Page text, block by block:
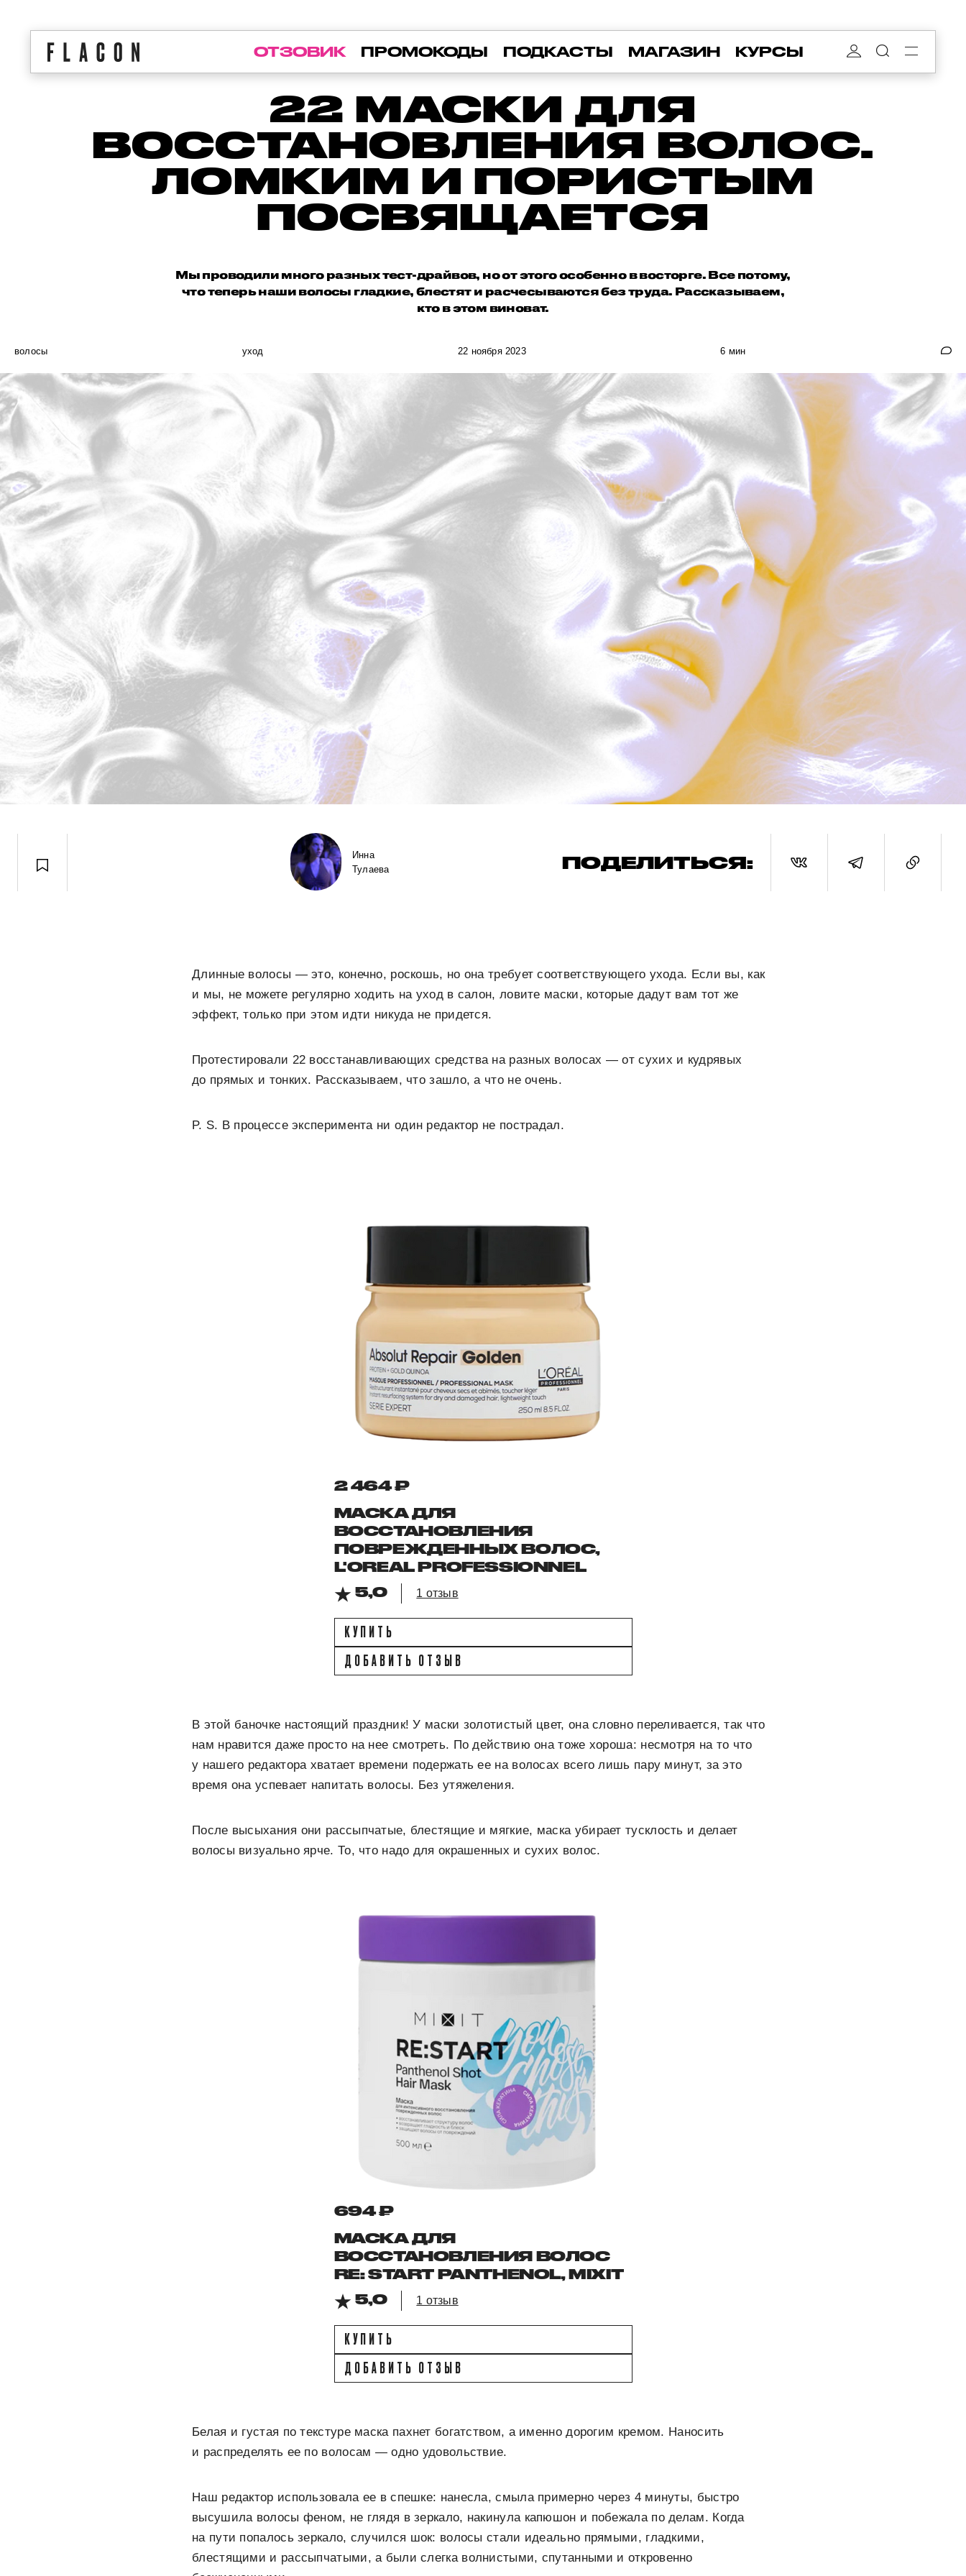
ОТЗОВИК ПРОМОКОДЫ ПОДКАСТЫ МАГАЗИН КУРСЫ
22 МАСКИ ДЛЯ
ВОССТАНОВЛЕНИЯ ВОЛОС.
ЛОМКИМ И ПОРИСТЫМ
ПОСВЯЩАЕТСЯ
Мы проводили много разных тест-драйвов, но от этого особенно в восторге. Все потому,
что теперь наши волосы гладкие, блестят и расчесываются без труда. Рассказываем,
кто в этом виноват.
волосы уход 22 ноября 2023 6 мин
Инна
Тулаева
ПОДЕЛИТЬСЯ:
Длинные волосы — это, конечно, роскошь, но она требует соответствующего ухода. Если вы, как
и мы, не можете регулярно ходить на уход в салон, ловите маски, которые дадут вам тот же
эффект, только при этом идти никуда не придется.
Протестировали 22 восстанавливающих средства на разных волосах — от сухих и кудрявых
до прямых и тонких. Рассказываем, что зашло, а что не очень.
P. S. В процессе эксперимента ни один редактор не пострадал.
2 464 ₽
МАСКА ДЛЯ
ВОССТАНОВЛЕНИЯ
ПОВРЕЖДЕННЫХ ВОЛОС,
L'OREAL PROFESSIONNEL
5,0
1 отзыв
КУПИТЬ
ДОБАВИТЬ ОТЗЫВ
В этой баночке настоящий праздник! У маски золотистый цвет, она словно переливается, так что
нам нравится даже просто на нее смотреть. По действию она тоже хороша: несмотря на то что
у нашего редактора хватает времени подержать ее на волосах всего лишь пару минут, за это
время она успевает напитать волосы. Без утяжеления.
После высыхания они рассыпчатые, блестящие и мягкие, маска убирает тусклость и делает
волосы визуально ярче. То, что надо для окрашенных и сухих волос.
694 ₽
МАСКА ДЛЯ
ВОССТАНОВЛЕНИЯ ВОЛОС
RE: START PANTHENOL, MIXIT
5,0
1 отзыв
КУПИТЬ
ДОБАВИТЬ ОТЗЫВ
Белая и густая по текстуре маска пахнет богатством, а именно дорогим кремом. Наносить
и распределять ее по волосам — одно удовольствие.
Наш редактор использовала ее в спешке: нанесла, смыла примерно через 4 минуты, быстро
высушила волосы феном, не глядя в зеркало, накинула капюшон и побежала по делам. Когда
на пути попалось зеркало, случился шок: волосы стали идеально прямыми, гладкими,
блестящими и рассыпчатыми, а были слегка волнистыми, спутанными и откровенно